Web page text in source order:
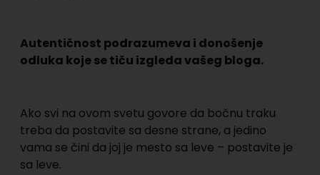
Autentičnost podrazumeva i donošenje
odluka koje se tiču izgleda vašeg bloga.
Ako svi na ovom svetu govore da bočnu traku
treba da postavite sa desne strane, a jedino
vama se čini da joj je mesto sa leve – postavite je
sa leve.